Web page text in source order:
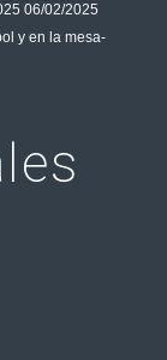
06/02/2025
y en la mesa-